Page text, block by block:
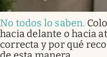
No todos lo saben.
hacia delante o hacia
correcta y por qué